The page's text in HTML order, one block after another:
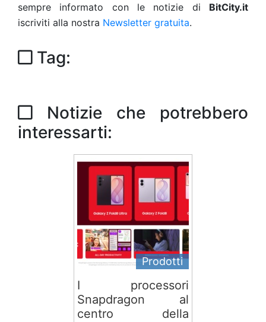
sempre informato con le notizie di BitCity.it
iscriviti alla nostra Newsletter gratuita.
Tag:
Notizie che potrebbero
interessarti:
Prodotti
I processori
Snapdragon al
centro della